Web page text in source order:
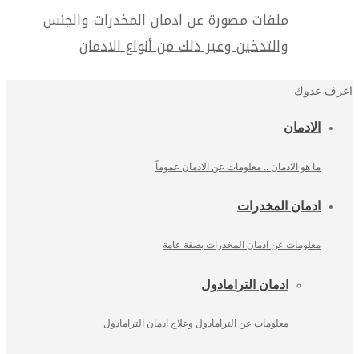
ملفات مصورة عن ادمان المخدرات والجنس
والتدخين وغير ذلك من أنواع الادمان
اعرف عدوك
الادمان
ما هو الادمان .. معلومات عن الادمان عموماً
ادمان المخدرات
معلومات عن ادمان المخدرات بصفة عامة
ادمان الترامادول
معلومات عن الترامادول وعلاج ادمان الترامادول